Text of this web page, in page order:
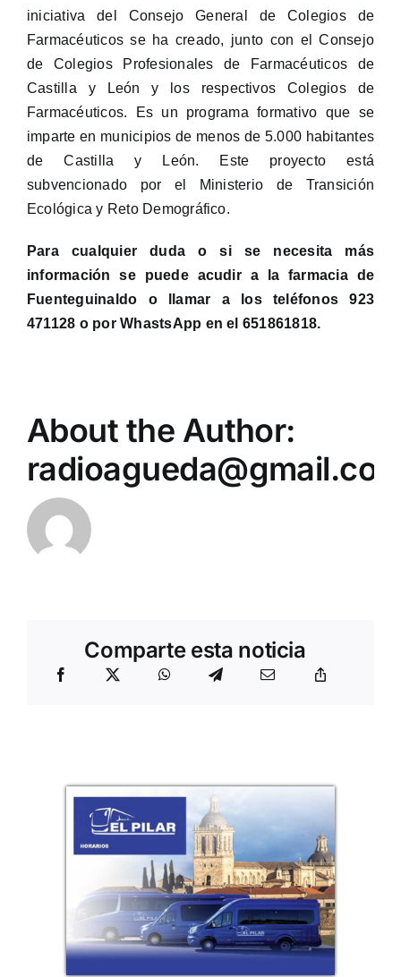
iniciativa del Consejo General de Colegios de
Farmacéuticos se ha creado, junto con el Consejo
de Colegios Profesionales de Farmacéuticos de
Castilla y León y los respectivos Colegios de
Farmacéuticos. Es un programa formativo que se
imparte en municipios de menos de 5.000 habitantes
de Castilla y León. Este proyecto está
subvencionado por el Ministerio de Transición
Ecológica y Reto Demográfico.
Para cualquier duda o si se necesita más
información se puede acudir a la farmacia de
Fuenteguinaldo o llamar a los teléfonos 923
471128 o por WhastsApp en el 651861818.
About the Author:
Comparte esta noticia